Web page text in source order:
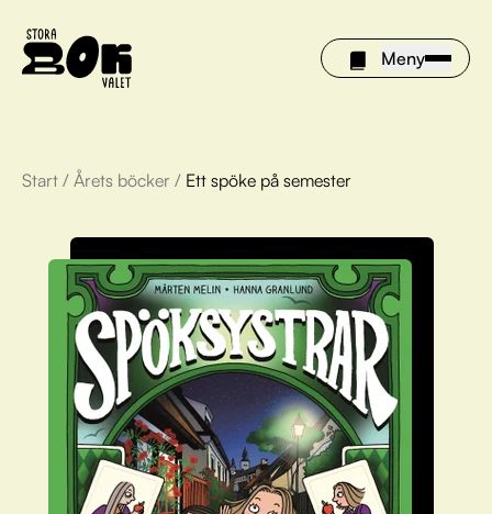
Meny
Årets böcker
Om Stora bokvalet
Olivia tipsar
Vinnare
FAQ
För bibliotek
Start / Årets böcker / Ett spöke på semester